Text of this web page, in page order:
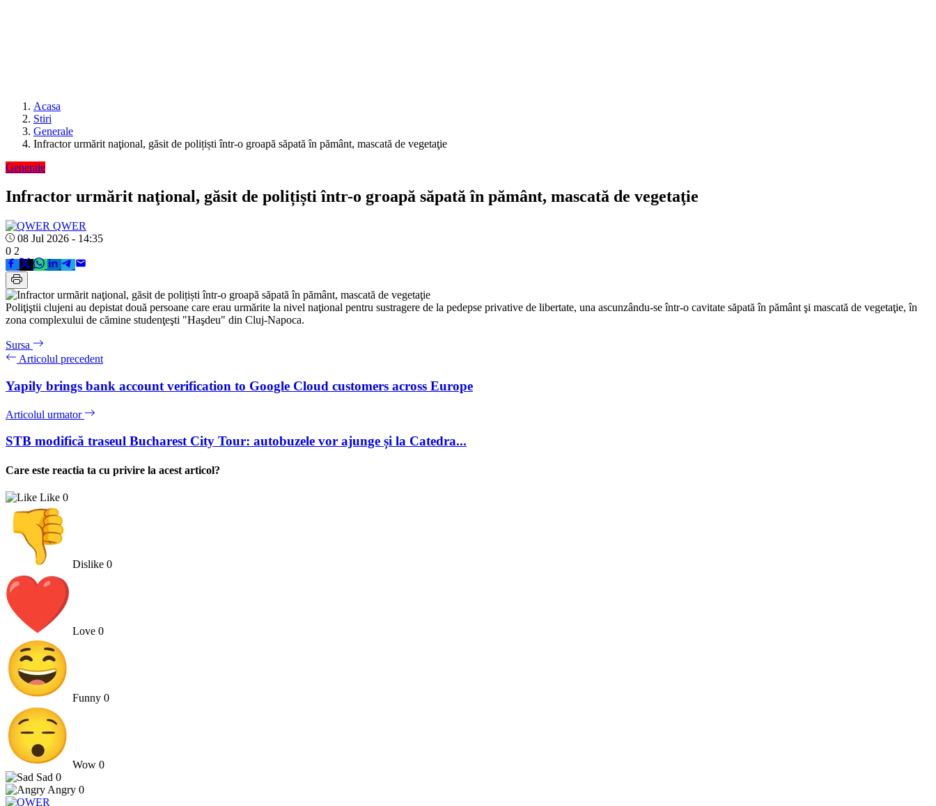
Acasa
Stiri
Generale
Infractor urmărit naţional, găsit de polițiști într-o groapă săpată în pământ, mascată de vegetaţie
Generale
Infractor urmărit naţional, găsit de polițiști într-o groapă săpată în pământ, mascată de vegetaţie
QWER
08 Jul 2026 - 14:35
0 2
Poliţiştii clujeni au depistat două persoane care erau urmărite la nivel naţional pentru sustragere de la pedepse privative de libertate, una ascunzându-se într-o cavitate săpată în pământ şi mascată de vegetaţie, în
zona complexului de cămine studenţeşti "Haşdeu" din Cluj-Napoca.
Sursa
Articolul precedent
Yapily brings bank account verification to Google Cloud customers across Europe
Articolul urmator
STB modifică traseul Bucharest City Tour: autobuzele vor ajunge și la Catedra...
Care este reactia ta cu privire la acest articol?
Like 0
Dislike 0
Love 0
Funny 0
Wow 0
Sad 0
Angry 0